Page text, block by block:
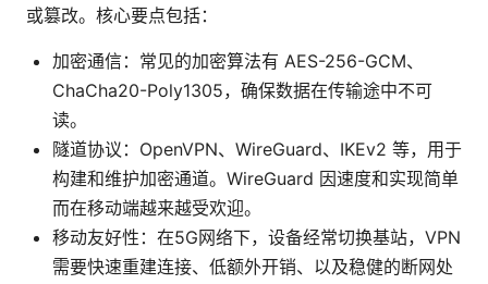
或篡改。核心要点包括：
加密通信：常见的加密算法有 AES-256-GCM、
ChaCha20-Poly1305，确保数据在传输途中不可
读。
隧道协议：OpenVPN、WireGuard、IKEv2 等，用于
构建和维护加密通道。WireGuard 因速度和实现简单
而在移动端越来越受欢迎。
移动友好性：在5G网络下，设备经常切换基站，VPN
需要快速重建连接、低额外开销、以及稳健的断网处